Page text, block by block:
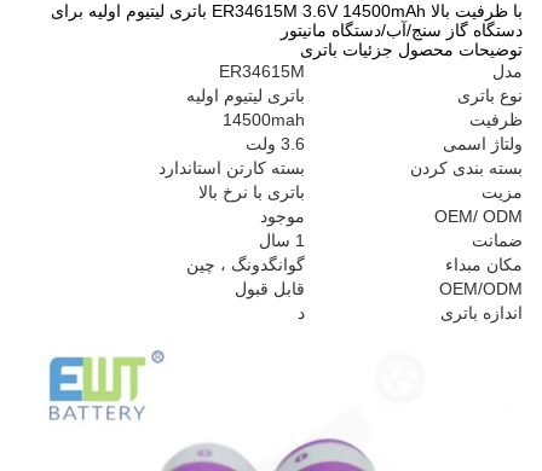
با ظرفیت بالا ER34615M 3.6V 14500mAh باتری لیتیوم اولیه برای
دستگاه گاز سنج/آب/دستگاه مانیتور
توضیحات محصول جزئیات باتری
مدل
ER34615M
نوع باتری
باتری لیتیوم اولیه
ظرفیت
14500mah
ولتاژ اسمی
3.6 ولت
بسته بندی کردن
بسته کارتن استاندارد
مزیت
باتری با نرخ بالا
OEM/ ODM
موجود
ضمانت
1 سال
مکان مبداء
گوانگدونگ ، چین
OEM/ODM
قابل قبول
اندازه باتری
د